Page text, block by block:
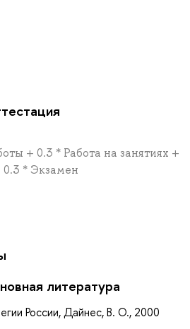
+ 0.3 * Работа на занятиях +
* Экзамен
литература
России, Дайнес, В. О., 2000